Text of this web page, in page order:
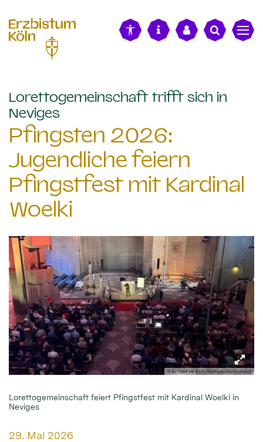
Lorettogemeinschaft trifft sich in
Neviges:
Pfingsten 2026:
Jugendliche feiern
Pfingstfest mit Kardinal
Woelki
© Erzbistum Köln/Röttgen-Burtscheidt
Lorettogemeinschaft feiert Pfingstfest mit Kardinal Woelki in
Neviges
Datum:
29. Mai 2026